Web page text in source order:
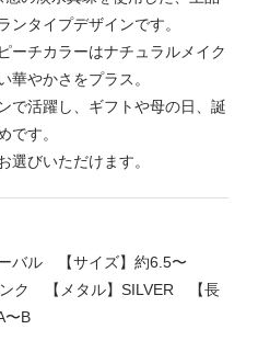
ンタイプデザインです。
ーチカラーはナチュラルメイク
華やかさをプラス。
で活躍し、ギフトや母の日、誕
です。
選びいただけます。
バル 【サイズ】約6.5〜
ク 【メタル】SILVER 【長
B